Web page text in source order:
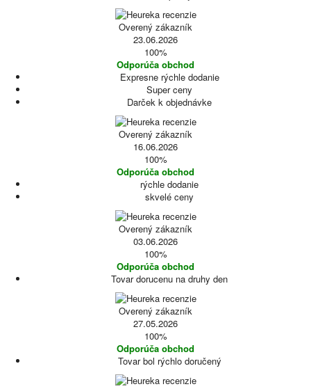
Overený zákazník
23.06.2026
100%
Odporúča obchod
Expresne rýchle dodanie
Super ceny
Darček k objednávke
Overený zákazník
16.06.2026
100%
Odporúča obchod
rýchle dodanie
skvelé ceny
Overený zákazník
03.06.2026
100%
Odporúča obchod
Tovar dorucenu na druhy den
Overený zákazník
27.05.2026
100%
Odporúča obchod
Tovar bol rýchlo doručený